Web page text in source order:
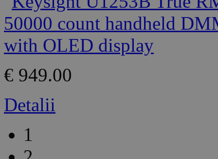
€ 949.00
Detalii
1